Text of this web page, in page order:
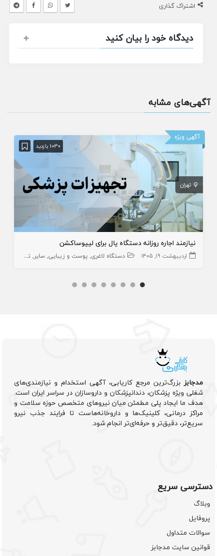
اشتراک گذاری
دیدگاه خود را بیان کنید
آگهی‌های مشابه
آگهی ویژه
1030 بازدید
تهران
نیازمند اجاره روزانه دستگاه پال برای لیپوساکشن
اردیبهشت ۱۹, ۱۴۰۵ دستگاه لاغری پوست و زیبایی سایر تجهیزات زیبایی
مدجابزبزرگ‌ترین مرجع کاریابی، آگهی استخدام و نیازمندی‌های
شغلی ویژه پزشکان، دندانپزشکان و داروسازان در سراسر ایران است.
هدف ما ایجاد پلی مطمئن میان نیروهای متخصص حوزه سلامت و
مراکز درمانی، کلینیک‌ها و داروخانه‌هاست تا فرایند جذب نیرو
سریع‌تر، دقیق‌تر و حرفه‌ای‌تر انجام شود.
دسترسی سریع
وبلاگ
پروفایل
سوالات متداول
قوانین سایت مدجابز